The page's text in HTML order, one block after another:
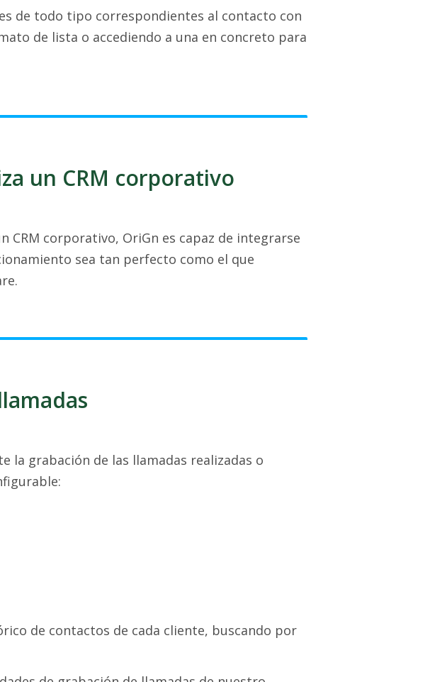
de todo tipo correspondientes al contacto con
de lista o accediendo a una en concreto para
un CRM corporativo
CRM corporativo, OriGn es capaz de integrarse
sea tan perfecto como el que
la grabación de las llamadas realizadas o
de contactos de cada cliente, buscando por